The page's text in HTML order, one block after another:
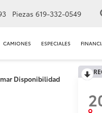
Piezas 619-332-0549
CAMIONES ESPECIALES
Disponibilidad